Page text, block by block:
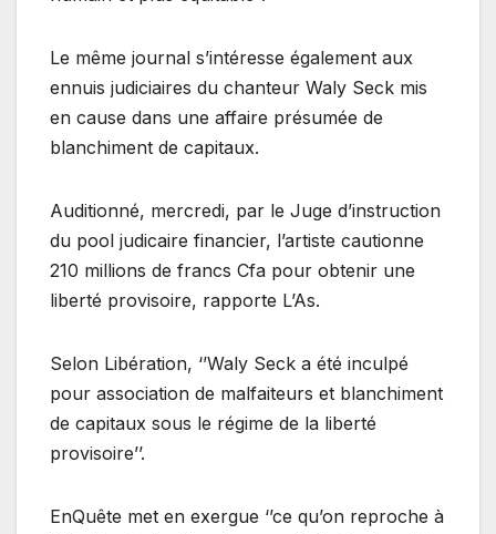
Le même journal s’intéresse également aux
ennuis judiciaires du chanteur Waly Seck mis
en cause dans une affaire présumée de
blanchiment de capitaux.
Auditionné, mercredi, par le Juge d’instruction
du pool judicaire financier, l’artiste cautionne
210 millions de francs Cfa pour obtenir une
liberté provisoire, rapporte L’As.
Selon Libération, ‘’Waly Seck a été inculpé
pour association de malfaiteurs et blanchiment
de capitaux sous le régime de la liberté
provisoire’’.
EnQuête met en exergue ‘’ce qu’on reproche à